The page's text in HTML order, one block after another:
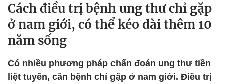
Cách điều trị bệnh ung thư chỉ gặp
ở nam giới, có thể kéo dài thêm 10
năm sống
Có nhiều phương pháp chẩn đoán ung thư tiền
liệt tuyến, căn bệnh chỉ gặp ở nam giới. Điều trị